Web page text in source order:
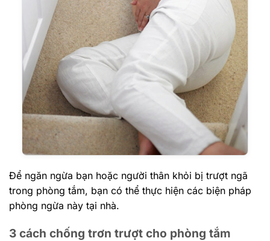
Để ngăn ngừa bạn hoặc người thân khỏi bị trượt ngã
trong phòng tắm, bạn có thể thực hiện các biện pháp
phòng ngừa này tại nhà.
3 cách chống trơn trượt cho phòng tắm